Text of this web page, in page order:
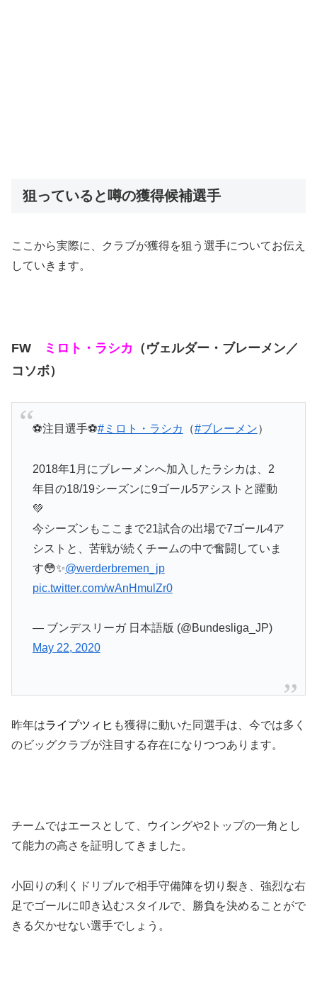
狙っていると噂の獲得候補選手
ここから実際に、クラブが獲得を狙う選手についてお伝え
していきます。
FW ミロト・ラシカ （ヴェルダー・ブレーメン／
コソボ）
⚽注目選手⚽#ミロト・ラシカ （#ブレーメン）
2018年1月にブレーメンへ加入したラシカは、2
年目の18/19シーズンに9ゴール5アシストと躍動
💚
今シーズンもここまで21試合の出場で7ゴール4ア
シストと、苦戦が続くチームの中で奮闘していま
す😳✨@werderbremen_jp
pic.twitter.com/wAnHmulZr0
— ブンデスリーガ 日本語版 (@Bundesliga_JP)
May 22, 2020
昨年はライプツィヒ も獲得に動いた同選手は、今では多く
のビッグクラブが注目する存在になりつつあります。
チームではエースとして、ウイングや2トップの一角とし
て能力の高さを証明してきました。
小回りの利くドリブルで相手守備陣を切り裂き、強烈な右
足でゴールに叩き込むスタイルで、勝負を決めることがで
きる欠かせない選手でしょう。